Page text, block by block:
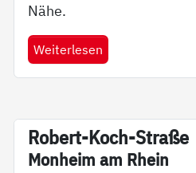
Nähe.
Weiterlesen
Robert-Koch-Stra­­ße
Mon­heim am Rhein